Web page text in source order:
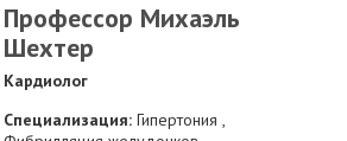
Профессор Михаэль
Шехтер
Кардиолог
Специализация:Гипертония ,